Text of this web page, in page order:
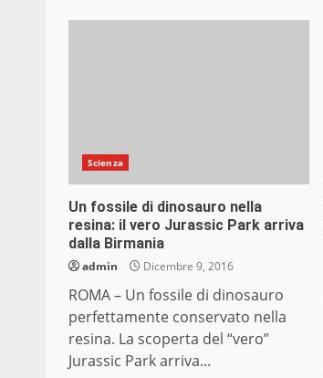
Scienza
Un fossile di dinosauro nella
resina: il vero Jurassic Park arriva
dalla Birmania
admin Dicembre 9, 2016
ROMA – Un fossile di dinosauro
perfettamente conservato nella
resina. La scoperta del “vero”
Jurassic Park arriva...